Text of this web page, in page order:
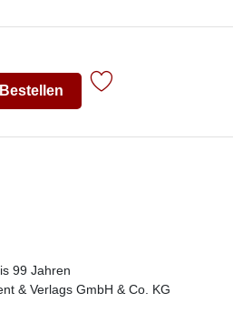
Bestellen
99 Jahren
& Verlags GmbH & Co. KG